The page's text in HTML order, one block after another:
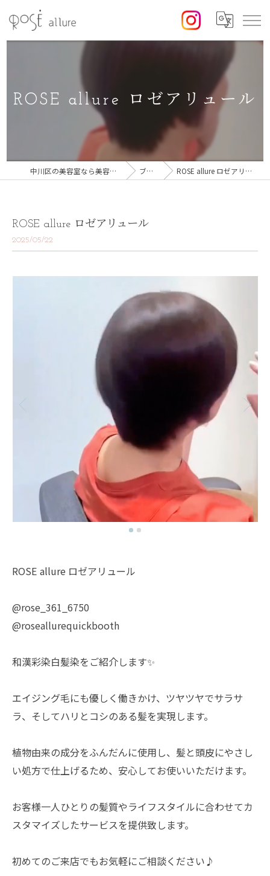
ROSE allure ロゼアリュール
中川区の美容室なら美容室ロゼ ブログ ROSE allure ロゼアリュール
ROSE allure ロゼアリュール
2025/05/22
ROSE allure ロゼアリュール
@rose_361_6750
@roseallurequickbooth
和漢彩染白髪染をご紹介します✨
エイジング毛にも優しく働きかけ、ツヤツヤでサラサ
ラ、そしてハリとコシのある髪を実現します。
植物由来の成分をふんだんに使用し、髪と頭皮にやさし
い処方で仕上げるため、安心してお使いいただけます。
お客様一人ひとりの髪質やライフスタイルに合わせてカ
スタマイズしたサービスを提供致します。
初めてのご来店でもお気軽にご相談ください♪